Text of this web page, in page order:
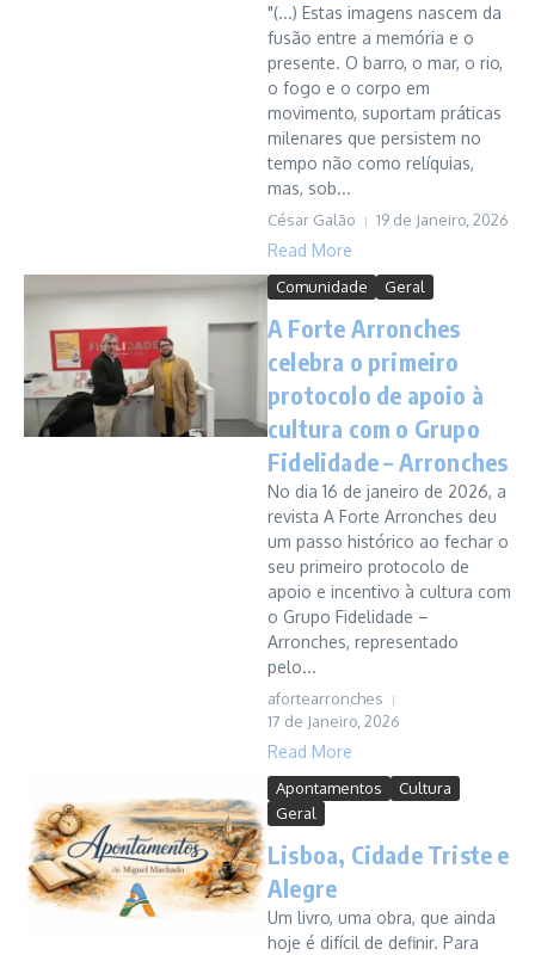
"(...) Estas imagens nascem da
fusão entre a memória e o
presente. O barro, o mar, o rio,
o fogo e o corpo em
movimento, suportam práticas
milenares que persistem no
tempo não como relíquias,
mas, sob...
César Galão 19 de Janeiro, 2026
Read More
Comunidade Geral
A Forte Arronches
celebra o primeiro
protocolo de apoio à
cultura com o Grupo
Fidelidade – Arronches
No dia 16 de janeiro de 2026, a
revista A Forte Arronches deu
um passo histórico ao fechar o
seu primeiro protocolo de
apoio e incentivo à cultura com
o Grupo Fidelidade –
Arronches, representado
pelo...
afortearronches
17 de Janeiro, 2026
Read More
Apontamentos
Cultura
Geral
Lisboa, Cidade Triste e
Alegre
Um livro, uma obra, que ainda
hoje é difícil de definir. Para